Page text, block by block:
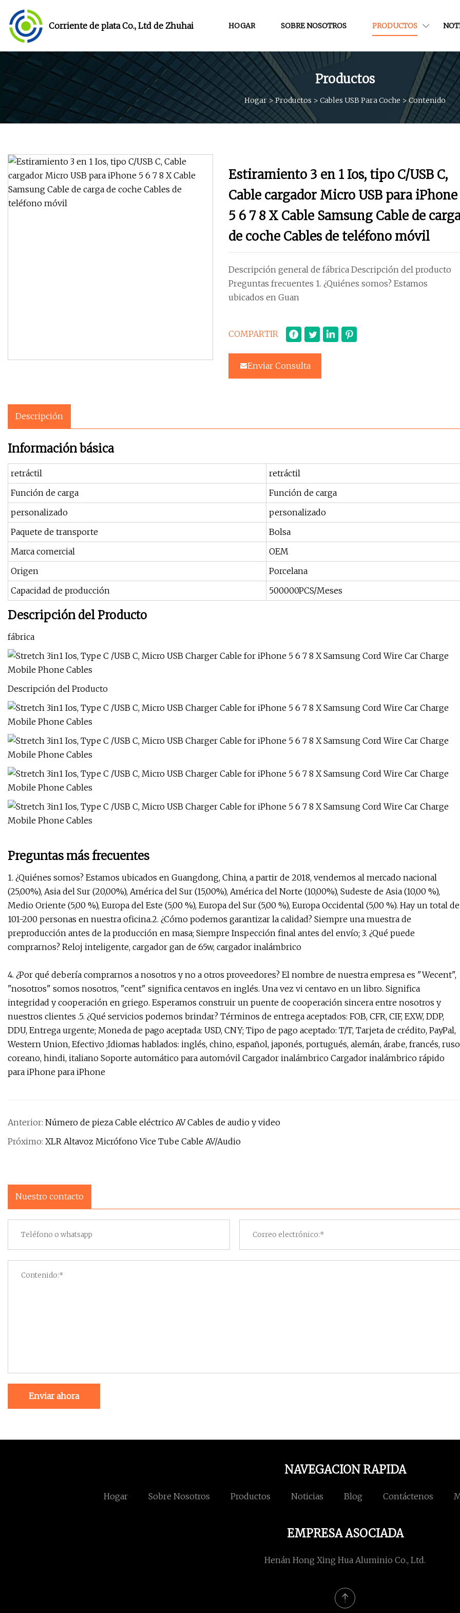
Corriente de plata Co., Ltd de Zhuhai HOGAR SOBRE NOSOTROS PRODUCTOS
Productos
Hogar >Productos > Cables USB Para Coche >Contenido
Estiramiento 3 en 1 Ios, tipo C/USB C,
Cable cargador Micro USB para iPhone
5 6 7 8 X Cable Samsung Cable de
de coche Cables de teléfono móvil
Descripción general de fábrica Descripción del producto
Preguntas frecuentes 1. ¿Quiénes somos? Estamos
ubicados en Guan
COMPARTIR
Enviar Consulta
Descripción
Información básica
retráctil
retráctil
Función de carga
Función de carga
personalizado
personalizado
Paquete de transporte
Bolsa
Marca comercial
OEM
Origen
Porcelana
Capacidad de producción
500000PCS/Meses
Descripción del Producto
fábrica
Descripción del Producto
Preguntas más frecuentes
1. ¿Quiénes somos? Estamos ubicados en Guangdong, China, a partir de 2018, vendemos al mercado nacional
(25,00%), Asia del Sur (20,00%), América del Sur (15,00%), América del Norte (10,00%), Sudeste de Asia (10,00 %),
Medio Oriente (5,00 %), Europa del Este (5,00 %), Europa del Sur (5,00 %), Europa Occidental (5,00 %). Hay un total de
101-200 personas en nuestra oficina.2. ¿Cómo podemos garantizar la calidad? Siempre una muestra de
preproducción antes de la producción en masa; Siempre Inspección final antes del envío; 3. ¿Qué puede
comprarnos? Reloj inteligente, cargador gan de 65w, cargador inalámbrico
4. ¿Por qué debería comprarnos a nosotros y no a otros proveedores? El nombre de nuestra empresa es "Wecent",
"nosotros" somos nosotros, "cent" significa centavos en inglés. Una vez vi centavo en un libro. Significa
integridad y cooperación en griego. Esperamos construir un puente de cooperación sincera entre nosotros y
nuestros clientes .5. ¿Qué servicios podemos brindar? Términos de entrega aceptados: FOB, CFR, CIF, EXW, DDP,
DDU, Entrega urgente; Moneda de pago aceptada: USD, CNY; Tipo de pago aceptado: T/T, Tarjeta de crédito, PayPal,
Western Union, Efectivo ;Idiomas hablados: inglés, chino, español, japonés, portugués, alemán, árabe, francés,
coreano, hindi, italiano Soporte automático para automóvil Cargador inalámbrico Cargador inalámbrico rápido
para iPhone para iPhone
Anterior: Número de pieza Cable eléctrico AV Cables de audio y video
Próximo: XLR Altavoz Micrófono Vice Tube Cable AV/Audio
Nuestro contacto
Enviar ahora
NAVEGACION RAPIDA
Hogar Sobre Nosotros Productos Noticias Blog Contáctenos
EMPRESA ASOCIADA
Henán Hong Xing Hua Aluminio Co., Ltd.